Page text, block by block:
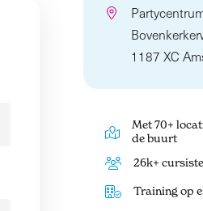
1187 XC
Met 70+
de buurt
26k+
Training op